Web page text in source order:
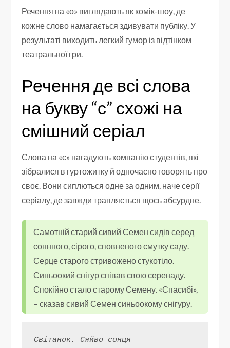
Речення на «о» виглядають як комік-шоу, де
кожне слово намагається здивувати публіку. У
результаті виходить легкий гумор із відтінком
театральної гри.
Речення де всі слова
на букву “с” схожі на
смішний серіал
Слова на «с» нагадують компанію студентів, які
зібралися в гуртожитку й одночасно говорять про
своє. Вони сиплються одне за одним, наче серії
серіалу, де завжди трапляється щось абсурдне.
Самотній старий сивий Семен сидів серед
соннного, сірого, сповненого смутку саду.
Серце старого стривожено стукотіло.
Синьоокий снігур співав свою серенаду.
Спокійно стало старому Семену. «Спасибі»,
– сказав сивий Семен синьоокому снігуру.
Світанок. Сяйво сонця